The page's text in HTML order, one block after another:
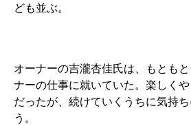
ども並ぶ。
オーナーの吉瀧杏佳氏は、もとも
ナーの仕事に就いていた。楽しく
だったが、続けていくうちに気持
う。